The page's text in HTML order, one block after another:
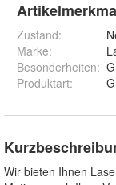
Zustand:
Marke:
Besonderheiten:
Produktart:
Wir bieten Ihnen